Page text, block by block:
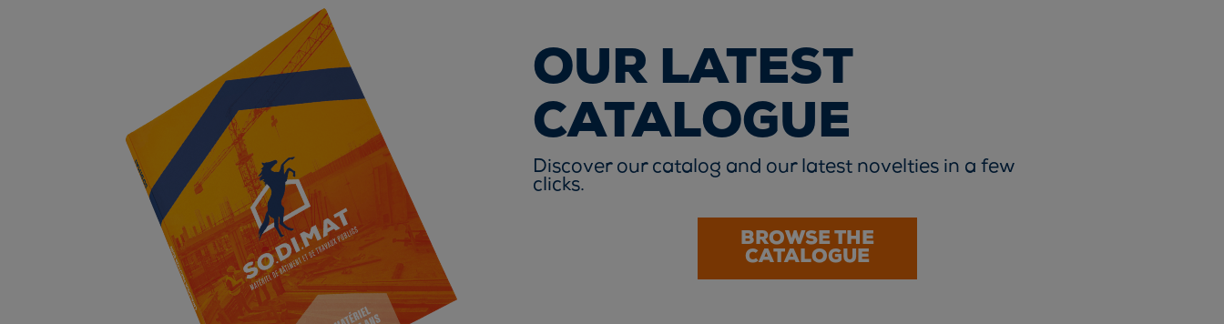
OUR LATEST
CATALOGUE
Discover our catalog and our latest novelties in a few
clicks.
BROWSE THE
CATALOGUE